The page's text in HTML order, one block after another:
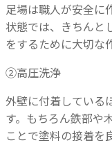
足場は職人が安全に
状態では、きちんと
をするために大切な
②高圧洗浄
外壁に付着している
す。もちろん鉄部や
ことで塗料の接着を